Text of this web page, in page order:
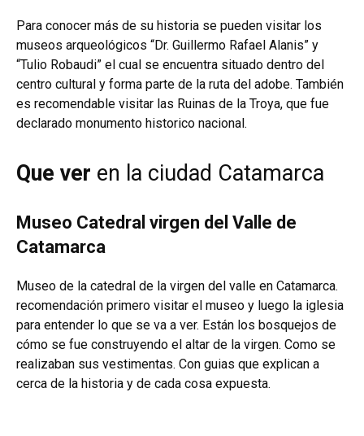
Para conocer más de su historia se pueden visitar los
museos arqueológicos “Dr. Guillermo Rafael Alanis” y
“Tulio Robaudi” el cual se encuentra situado dentro del
centro cultural y forma parte de la ruta del adobe. También
es recomendable visitar las Ruinas de la Troya, que fue
declarado monumento historico nacional.
Que ver en la ciudad Catamarca
Museo Catedral virgen del Valle de
Catamarca
Museo de la catedral de la virgen del valle en Catamarca.
recomendación primero visitar el museo y luego la iglesia
para entender lo que se va a ver. Están los bosquejos de
cómo se fue construyendo el altar de la virgen. Como se
realizaban sus vestimentas. Con guias que explican a
cerca de la historia y de cada cosa expuesta.